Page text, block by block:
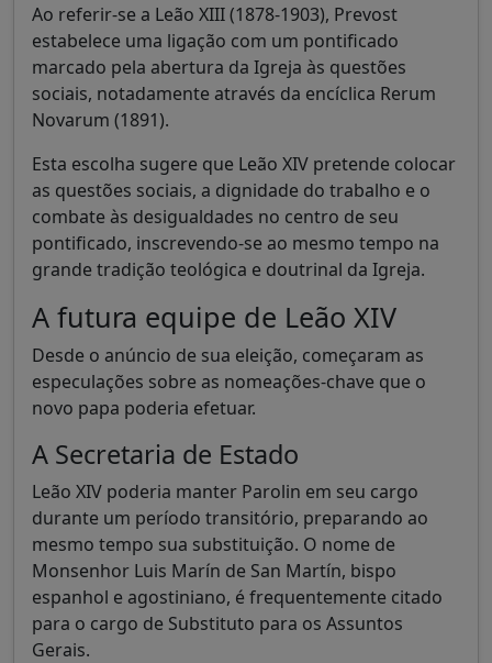
Ao referir-se a Leão XIII (1878-1903), Prevost
estabelece uma ligação com um pontificado
marcado pela abertura da Igreja às questões
sociais, notadamente através da encíclica Rerum
Novarum (1891).
Esta escolha sugere que Leão XIV pretende colocar
as questões sociais, a dignidade do trabalho e o
combate às desigualdades no centro de seu
pontificado, inscrevendo-se ao mesmo tempo na
grande tradição teológica e doutrinal da Igreja.
A futura equipe de Leão XIV
Desde o anúncio de sua eleição, começaram as
especulações sobre as nomeações-chave que o
novo papa poderia efetuar.
A Secretaria de Estado
Leão XIV poderia manter Parolin em seu cargo
durante um período transitório, preparando ao
mesmo tempo sua substituição. O nome de
Monsenhor Luis Marín de San Martín, bispo
espanhol e agostiniano, é frequentemente citado
para o cargo de Substituto para os Assuntos
Gerais.